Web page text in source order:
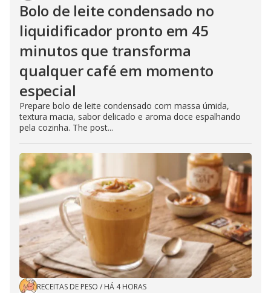
Bolo de leite condensado no
liquidificador pronto em 45
minutos que transforma
qualquer café em momento
especial
Prepare bolo de leite condensado com massa úmida,
textura macia, sabor delicado e aroma doce espalhando
pela cozinha. The post...
RECEITAS DE PESO / HÁ 4 HORAS